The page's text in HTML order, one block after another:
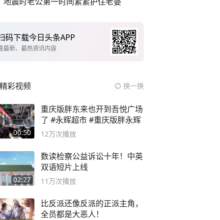
码下载今日头条APP
最新、最热资讯内容
精彩视频 换一换
00:50
重庆版胖东来也开到吾悦广场
了 #永辉超市 #重庆版胖永辉
12万次播放
02:27
数读检察公益诉讼十年！中英
双语短片上线
11万次播放
比反派还像反派的正派主角，
全员都是大恶人！